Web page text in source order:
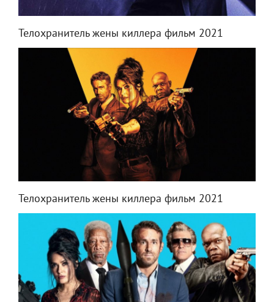
Телохранитель жены киллера фильм 2021
Телохранитель жены киллера фильм 2021